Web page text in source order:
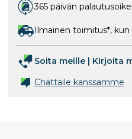
365 päivän
Ilmainen toimitus*,
Soita meille
Kirjoita
Chättäile kanssamme